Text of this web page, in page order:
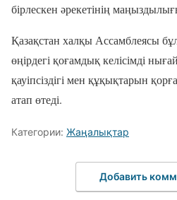
бірлескен әрекетінің
Қазақстан халқы Ассамблеясы
өңірдегі қоғамдық келісімді
қауіпсіздігі мен құқықтарын
атап өтеді.
Категории: Жаңалықтар
Добавить